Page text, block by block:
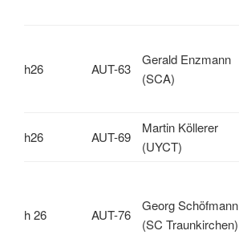
h26 AUT-63
Gerald Enzmann
(SCA)
h26 AUT-69
Martin Köllerer
(UYCT)
h 26 AUT-76
Georg Schöfmann
(SC Traunkirchen)